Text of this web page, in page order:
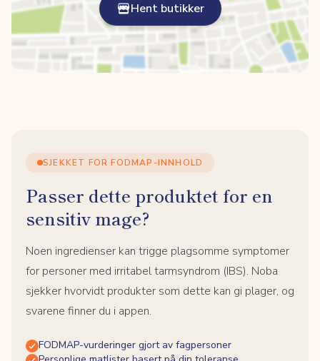
Hent butikker
SJEKKET FOR FODMAP-INNHOLD
Passer dette produktet for en
sensitiv mage?
Noen ingredienser kan trigge plagsomme symptomer
for personer med irritabel tarmsyndrom (IBS). Noba
sjekker hvorvidt produkter som dette kan gi plager, og
svarene finner du i appen.
FODMAP-vurderinger gjort av fagpersoner